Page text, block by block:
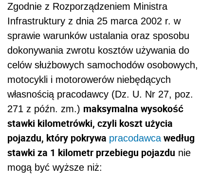
Zgodnie z Rozporządzeniem Ministra
Infrastruktury z dnia 25 marca 2002 r. w
sprawie warunków ustalania oraz sposobu
dokonywania zwrotu kosztów używania do
celów służbowych samochodów osobowych,
motocykli i motorowerów niebędących
własnością pracodawcy (Dz. U. Nr 27, poz.
271 z późn. zm.) maksymalna wysokość
stawki kilometrówki, czyli koszt użycia
pojazdu, który pokrywa pracodawcawedług
stawki za 1 kilometr przebiegu pojazdu nie
mogą być wyższe niż: